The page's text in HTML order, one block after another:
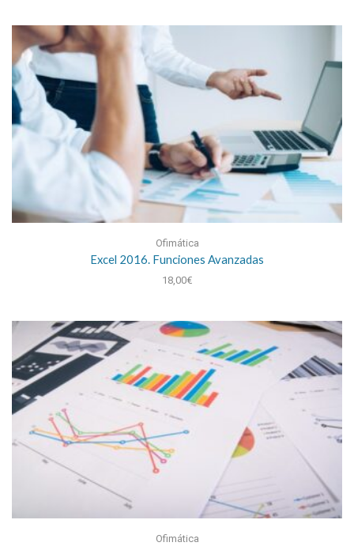
Ofimática
Excel 2016. Funciones Avanzadas
18,00€
Ofimática